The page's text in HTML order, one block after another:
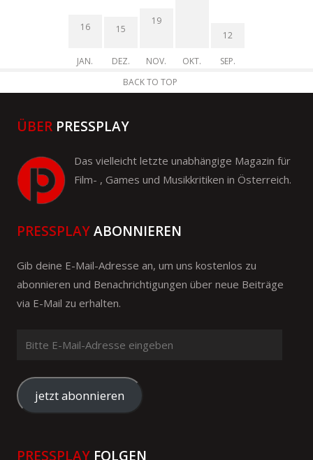
16
JAN.
15
DEZ.
19
NOV. OKT.
12
SEP.
BACK TO TOP
ÜBER PRESSPLAY
Das vielleicht letzte unabhängige Magazin für
Film- , Games und Musikkritiken in Österreich.
PRESSPLAYABONNIEREN
Gib deine E-Mail-Adresse an, um uns kostenlos zu
abonnieren und Benachrichtigungen über neue Beiträge
via E-Mail zu erhalten.
Mail-
Adresse
eingeben
jetzt abonnieren
PRESSPLAY FOLGEN